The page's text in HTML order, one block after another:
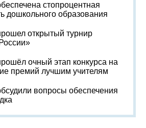
стопроцентная
дошкольного образования
открытый турнир
очный этап конкурса на
премий лучшим учителям
вопросы обеспечения